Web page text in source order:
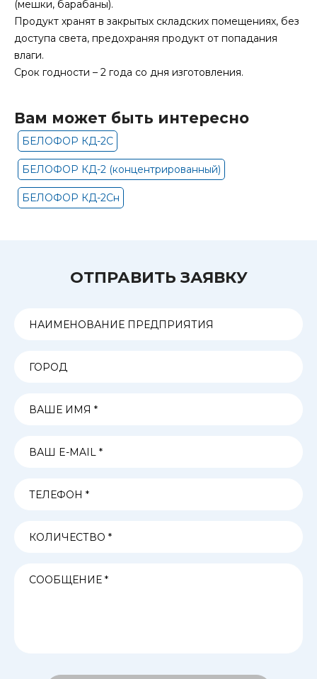
(мешки, барабаны).
Продукт хранят в закрытых складских помещениях, без
доступа света, предохраняя продукт от попадания
влаги.
Срок годности – 2 года со дня изготовления.
Вам может быть интересно
БЕЛОФОР КД-2С
БЕЛОФОР КД-2 (концентрированный)
БЕЛОФОР КД-2Сн
ОТПРАВИТЬ ЗАЯВКУ